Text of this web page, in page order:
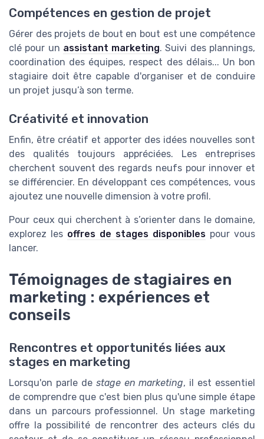
Compétences en gestion de projet
Gérer des projets de bout en bout est une compétence
clé pour un assistant marketing. Suivi des plannings,
coordination des équipes, respect des délais... Un bon
stagiaire doit être capable d'organiser et de conduire
un projet jusqu’à son terme.
Créativité et innovation
Enfin, être créatif et apporter des idées nouvelles sont
des qualités toujours appréciées. Les entreprises
cherchent souvent des regards neufs pour innover et
se différencier. En développant ces compétences, vous
ajoutez une nouvelle dimension à votre profil.
Pour ceux qui cherchent à s’orienter dans le domaine,
explorez les offres de stages disponibles pour vous
lancer.
Témoignages de stagiaires en
marketing : expériences et
conseils
Rencontres et opportunités liées aux
stages en marketing
Lorsqu'on parle de stage en marketing, il est essentiel
de comprendre que c'est bien plus qu'une simple étape
dans un parcours professionnel. Un stage marketing
offre la possibilité de rencontrer des acteurs clés du